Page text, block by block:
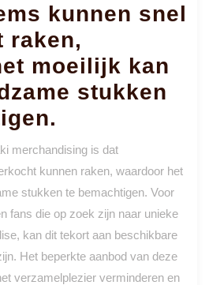
kunnen snel
raken,
moeilijk kan
stukken
merchandising is dat
kunnen raken, waardoor het
stukken te bemachtigen. Voor
fans die op zoek zijn naar unieke
kan dit tekort aan beschikbare
Het beperkte aanbod van deze
verzamelplezier verminderen en